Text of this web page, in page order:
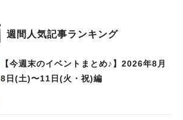
週間人気記事ランキング
【今週末のイベントまとめ♪】2026年8月
8日(土)〜11日(火・祝)編